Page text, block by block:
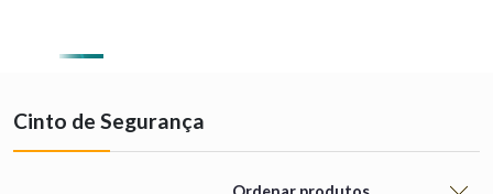
Cinto de Segurança